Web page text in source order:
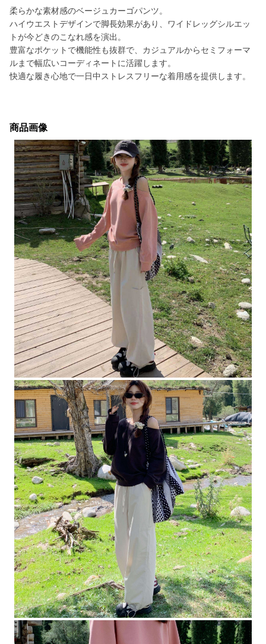
柔らかな素材感のベージュカーゴパンツ。
ハイウエストデザインで脚長効果があり、ワイドレッグシルエッ
トが今どきのこなれ感を演出。
豊富なポケットで機能性も抜群で、カジュアルからセミフォーマ
ルまで幅広いコーディネートに活躍します。
快適な履き心地で一日中ストレスフリーな着用感を提供します。
商品画像